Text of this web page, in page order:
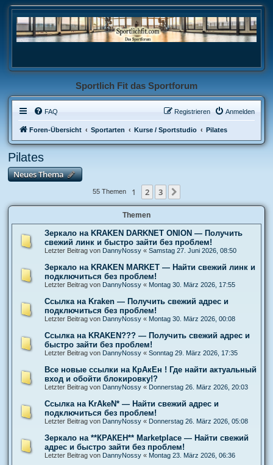
Sportlich Fit das Sportforum
FAQ Anmelden
Registrieren
Foren-Übersicht Sportarten Kurse / Sportstudio Pilates
Pilates
Neues Thema
55 Themen 1 2 3
Themen
Зеркало на KRAKEN DARKNET ONION — Получить
свежий линк и быстро зайти без проблем!
Letzter Beitrag von DannyNossy « Samstag 27. Juni 2026, 08:50
Зеркало на KRAKEN MARKET — Найти свежий линк и
подключиться без проблем!
Letzter Beitrag von DannyNossy « Montag 30. März 2026, 17:55
Ссылка на Kraken — Получить свежий адрес и
подключиться без проблем!
Letzter Beitrag von DannyNossy « Montag 30. März 2026, 00:08
Ссылка на KRAKEN??? — Получить свежий адрес и
быстро зайти без проблем!
Letzter Beitrag von DannyNossy « Sonntag 29. März 2026, 17:35
Все новые ссылки на КрАкЕн ! Где найти актуальный
вход и обойти блокировку!?
Letzter Beitrag von DannyNossy « Donnerstag 26. März 2026, 20:03
Ссылка на KrAkeN* — Найти свежий адрес и
подключиться без проблем!
Letzter Beitrag von DannyNossy « Donnerstag 26. März 2026, 05:08
Зеркало на **КРАКЕН** Marketplace — Найти свежий
адрес и быстро зайти без проблем!
Letzter Beitrag von DannyNossy « Montag 23. März 2026, 06:36